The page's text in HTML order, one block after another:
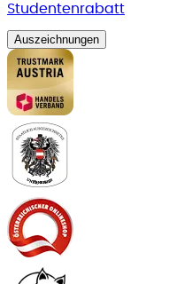
Studentenrabatt
Auszeichnungen